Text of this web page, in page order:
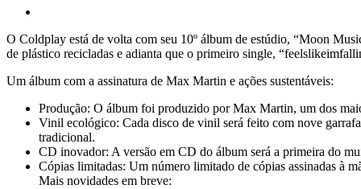
O Coldplay está de volta com seu 10º álbum de estúdio, “Moon
de plástico recicladas e adianta que o primeiro single,
Um álbum com a assinatura de Max Martin e ações sustentáveis:
Produção: O álbum foi produzido por Max Martin, um dos
Vinil ecológico: Cada disco de vinil será feito com nove
tradicional.
CD inovador: A versão em CD do álbum será a primeira do
Cópias limitadas: Um número limitado de cópias assinadas à
Mais novidades em breve: